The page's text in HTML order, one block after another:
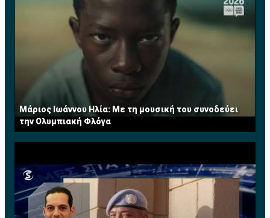
Μάριος Ιωάννου Ηλία: Με τη μουσική του συνοδεύει
την Ολυμπιακή Φλόγα